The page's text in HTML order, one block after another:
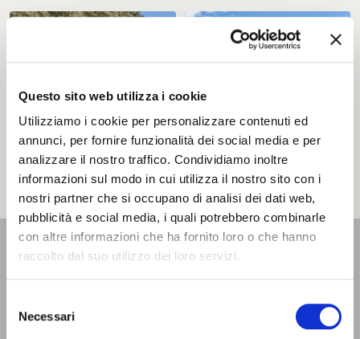
Questo sito web utilizza i cookie
Utilizziamo i cookie per personalizzare contenuti ed
annunci, per fornire funzionalità dei social media e per
analizzare il nostro traffico. Condividiamo inoltre
informazioni sul modo in cui utilizza il nostro sito con i
nostri partner che si occupano di analisi dei dati web,
pubblicità e social media, i quali potrebbero combinarle
con altre informazioni che ha fornito loro o che hanno
raccolto dal suo utilizzo dei loro servizi.
delNecessari
ITINERARI
Anello del
Rinascimento.
Bike&boat
ITINERARI
Un viaggio nel
Ducato degli
Estensi. Tra
Delizie e Natura
UFFICIO INFORMAZIONI
Si trova presso il Castello Estense, al piano terra, e si affaccia
sul cortile interno. È aperto lunedì - sabato dalle 9 alle 18 |